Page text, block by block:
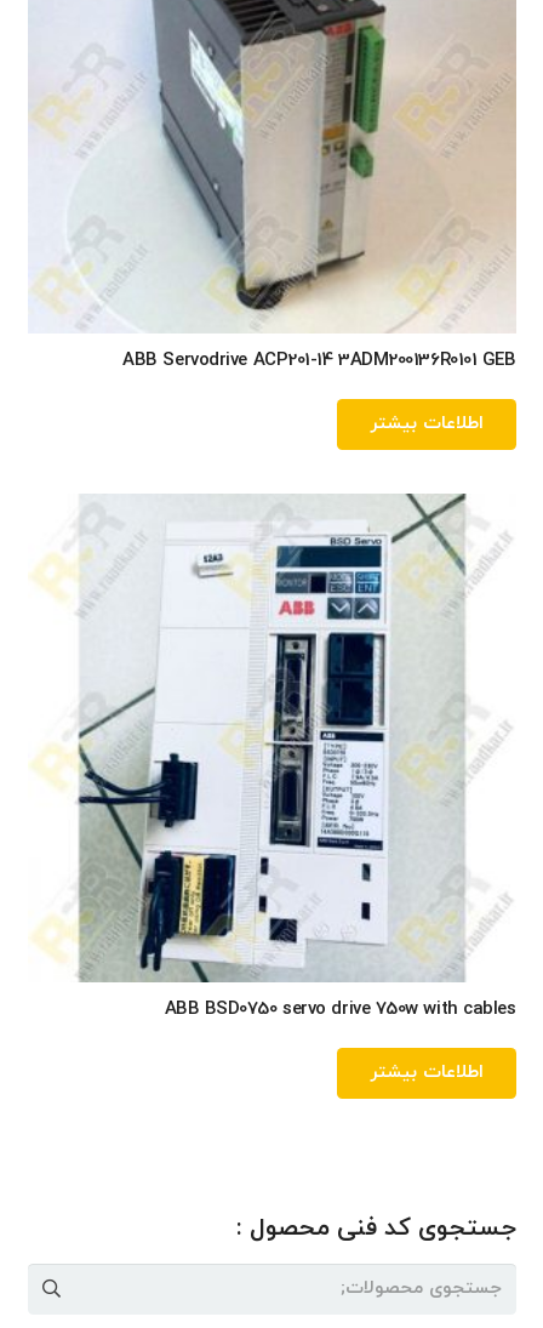
ABB Servodrive ACP201-14 3ADM200136R0101 GEB
اطلاعات بیشتر
ABB BSD0750 servo drive 750w with cables
اطلاعات بیشتر
جستجوی کد فنی محصول :
جستجو